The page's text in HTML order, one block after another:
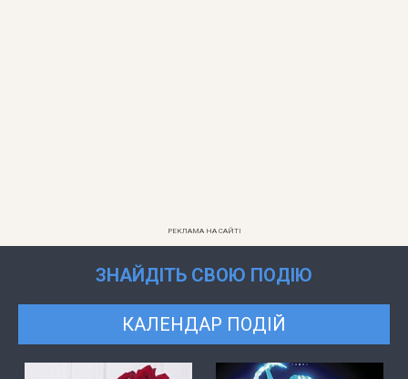
РЕКЛАМА НА САЙТІ
ЗНАЙДІТЬ СВОЮ ПОДІЮ
КАЛЕНДАР ПОДІЙ